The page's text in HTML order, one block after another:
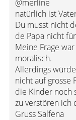
@merline
natürlich ist
Du musst nicht
de Papa nicht
Meine Frage
moralisch.
Allerdings
nicht auf grosse
die Kinder noch
zu verstören ich
Gruss Salfena